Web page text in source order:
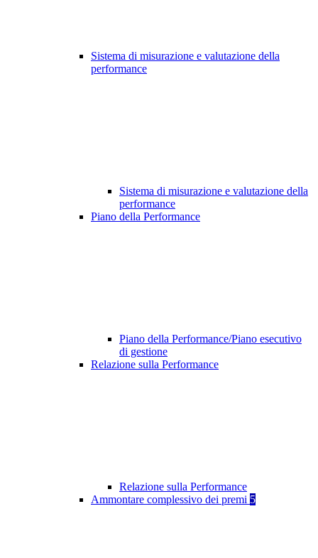
Sistema di misurazione e valutazione della
performance
Sistema di misurazione e valutazione della
performance
Piano della Performance
Piano della Performance/Piano esecutivo
di gestione
Relazione sulla Performance
Relazione sulla Performance
Ammontare complessivo dei premi 5